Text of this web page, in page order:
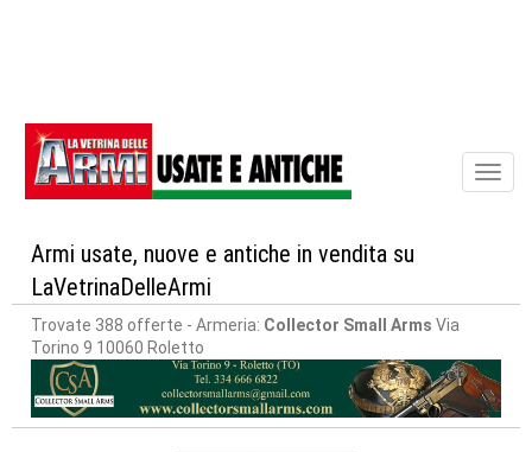
Armi usate, nuove e antiche in vendita su
LaVetrinaDelleArmi
Trovate 388 offerte - Armeria: Collector Small Arms Via
Torino 9 10060 Roletto